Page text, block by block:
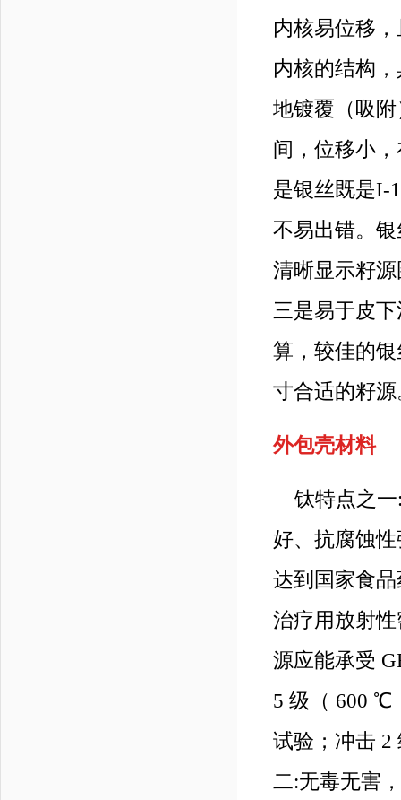
内核易位移
内核的结构
地镀覆（吸
间，位移小
是银丝既是I-
不易出错。
清晰显示籽
三是易于皮
算，较佳的
寸合适的籽
外包壳材料
钛特点之一
好、抗腐蚀
达到国家食
治疗用放射
源应能承受
5 级（ 600 ℃
试验；冲击 2
二:无毒无害